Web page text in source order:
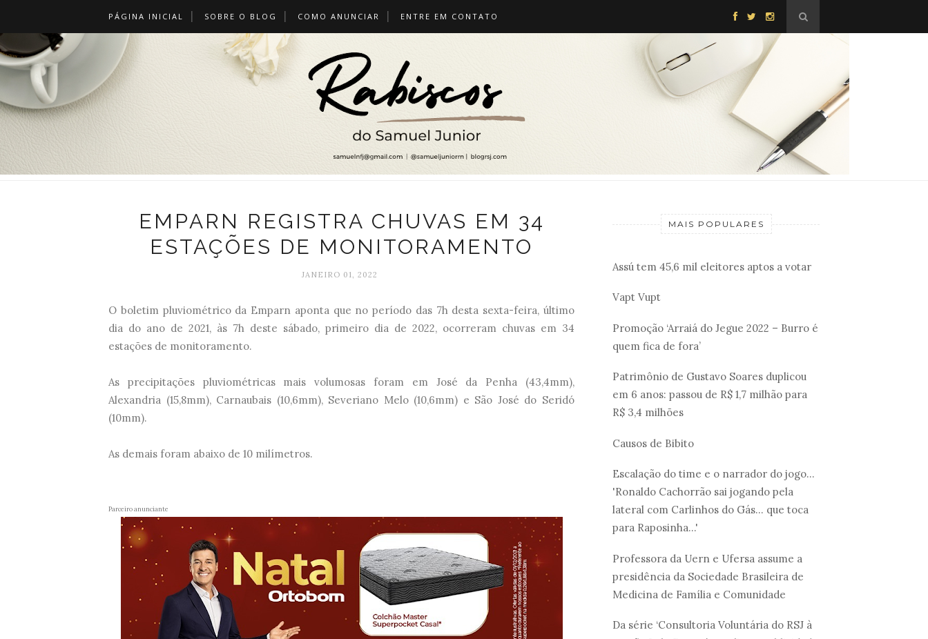
PÁGINA INICIAL SOBRE O BLOG COMO ANUNCIAR ENTRE EM CONTATO
EMPARN REGISTRA CHUVAS EM 34
ESTAÇÕES DE MONITORAMENTO
JANEIRO 01, 2022
O boletim pluviométrico da Emparn aponta que no período das 7h desta sexta-feira, último
dia do ano de 2021, às 7h deste sábado, primeiro dia de 2022, ocorreram chuvas em 34
estações de monitoramento.
As precipitações pluviométricas mais volumosas foram em José da Penha (43,4mm),
Alexandria (15,8mm), Carnaubais (10,6mm), Severiano Melo (10,6mm) e São José do Seridó
(10mm).
As demais foram abaixo de 10 milímetros.
Parceiro anunciante
MAIS POPULARES
Assú tem 45,6 mil eleitores aptos a votar
Vapt Vupt
Promoção ‘Arraiá do Jegue 2022 – Burro é
quem fica de fora’
Patrimônio de Gustavo Soares duplicou
em 6 anos: passou de R$ 1,7 milhão para
R$ 3,4 milhões
Causos de Bibito
Escalação do time e o narrador do jogo...
'Ronaldo Cachorrão sai jogando pela
lateral com Carlinhos do Gás... que toca
para Raposinha...'
Professora da Uern e Ufersa assume a
presidência da Sociedade Brasileira de
Medicina de Família e Comunidade
Da série ‘Consultoria Voluntária do RSJ à